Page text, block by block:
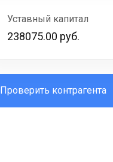
Уставный капитал
238075.00 руб.
Проверить контрагента